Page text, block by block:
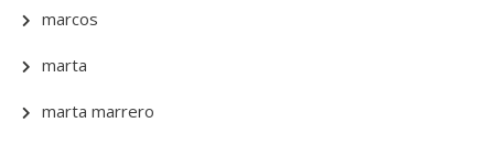
marcos
marta
marta marrero